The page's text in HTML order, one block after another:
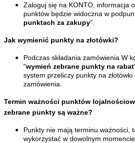
Zaloguj się na KONTO , informacja
punktów będzie widoczna w
punktach za zakupy".
Jak wymienić punkty na złotówki?
Podczas składania zamówienia W
"wymień zebrane punkty na rabat
system przeliczy punkty na
zamówienia.
Termin ważności punktów
zebrane punkty są ważne?
Punkty nie mają terminu ważności,
wykorzystać w dowolnym